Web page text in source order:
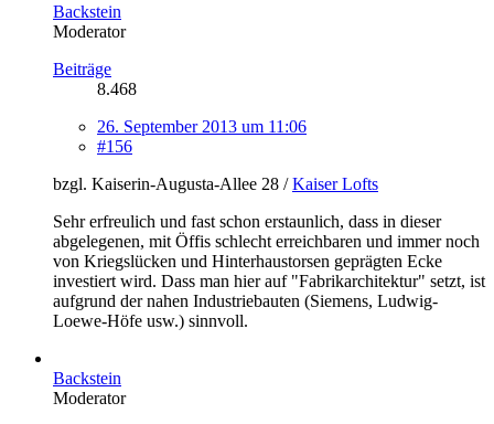
Backstein
Moderator
Beiträge
8.468
26. September 2013 um 11:06
#156
bzgl. Kaiserin-Augusta-Allee 28 /Kaiser Lofts
Sehr erfreulich und fast schon erstaunlich, dass in dieser
abgelegenen, mit Öffis schlecht erreichbaren und immer noch
von Kriegslücken und Hinterhaustorsen geprägten Ecke
investiert wird. Dass man hier auf "Fabrikarchitektur" setzt, ist
aufgrund der nahen Industriebauten (Siemens, Ludwig-
Loewe-Höfe usw.) sinnvoll.
Backstein
Moderator